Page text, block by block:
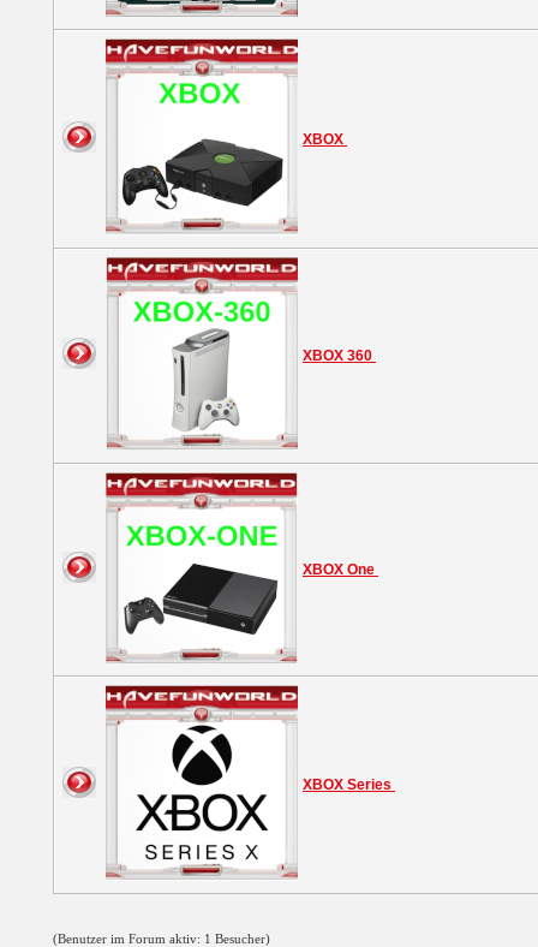
XBOX
XBOX 360
XBOX One
XBOX Series
(Benutzer im Forum aktiv: 1 Besucher)